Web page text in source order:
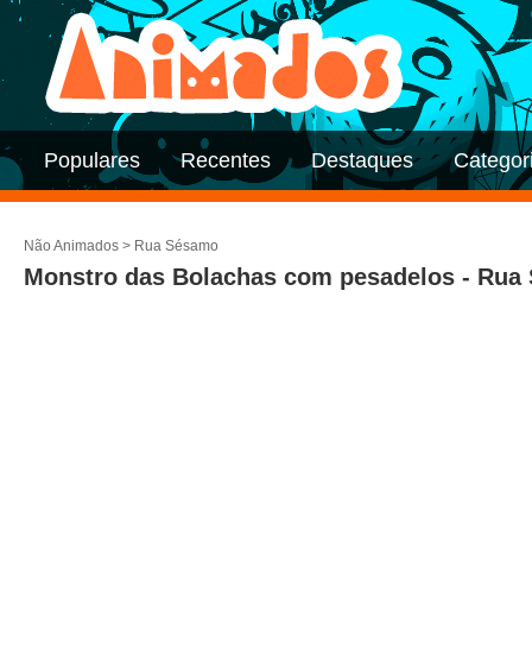
Populares Recentes Destaques
Não Animados > Rua Sésamo
Monstro das Bolachas com pesadelos - Rua